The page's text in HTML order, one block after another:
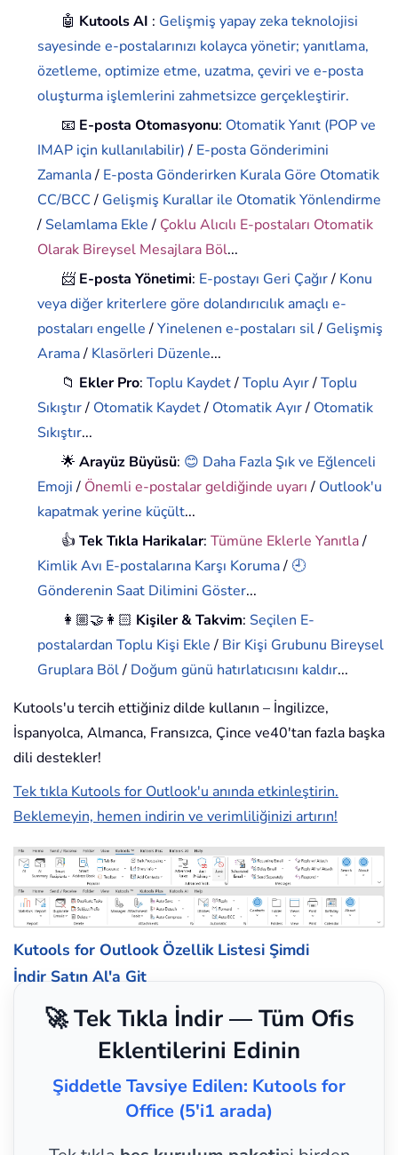
🤖 Kutools AI : Gelişmiş yapay zeka teknolojisi
sayesinde e-postalarınızı kolayca yönetir; yanıtlama,
özetleme, optimize etme, uzatma, çeviri ve e-posta
oluşturma işlemlerini zahmetsizce gerçekleştirir.
📧 E-posta Otomasyonu: Otomatik Yanıt (POP ve
IMAP için kullanılabilir)/ E-posta Gönderimini
Zamanla/ E-posta Gönderirken Kurala Göre Otomatik
CC/BCC/ Gelişmiş Kurallar ile Otomatik Yönlendirme
/ Selamlama Ekle/ Çoklu Alıcılı E-postaları Otomatik
Olarak Bireysel Mesajlara Böl...
📨 E-posta Yönetimi: E-postayı Geri Çağır/ Konu
veya diğer kriterlere göre dolandırıcılık amaçlı e-
postaları engelle/Yinelenen e-postaları sil/ Gelişmiş
Arama/ Klasörleri Düzenle...
📁 Ekler Pro:Toplu Kaydet/Toplu Ayır/Toplu
Sıkıştır/ Otomatik Kaydet/ Otomatik Ayır/ Otomatik
Sıkıştır...
🌟Arayüz Büyüsü: 😊 Daha Fazla Şık ve Eğlenceli
Emoji/ Önemli e-postalar geldiğinde uyarı/ Outlook'u
kapatmak yerine küçült...
👍Tek Tıkla Harikalar:Tümüne Eklerle Yanıtla/
Kimlik Avı E-postalarına Karşı Koruma/ 🕘
Gönderenin Saat Dilimini Göster...
👩🏼‍🤝‍👩🏻 Kişiler & Takvim: Seçilen E-
postalardan Toplu Kişi Ekle/ Bir Kişi Grubunu Bireysel
Gruplara Böl/ Doğum günü hatırlatıcısını kaldır...
Kutools'u tercih ettiğiniz dilde kullanın – İngilizce,
İspanyolca, Almanca, Fransızca, Çince ve40'tan fazla başka
dili destekler!
Tek tıkla Kutools for Outlook'u anında etkinleştirin.
Beklemeyin, hemen indirin ve verimliliğinizi artırın!
Kutools for Outlook Özellik Listesi Şimdi
İndir Satın Al'a Git
🚀 Tek Tıkla İndir — Tüm Ofis
Eklentilerini Edinin
Şiddetle Tavsiye Edilen: Kutools for
Office (5'i1 arada)